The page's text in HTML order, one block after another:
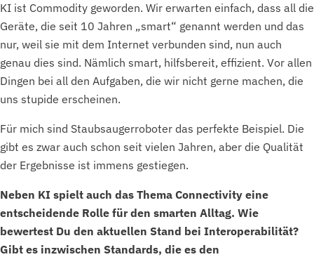
KI ist Commodity geworden. Wir erwarten einfach, dass all die
Geräte, die seit 10 Jahren „smart“ genannt werden und das
nur, weil sie mit dem Internet verbunden sind, nun auch
genau dies sind. Nämlich smart, hilfsbereit, effizient. Vor allen
Dingen bei all den Aufgaben, die wir nicht gerne machen, die
uns stupide erscheinen.
Für mich sind Staubsaugerroboter das perfekte Beispiel. Die
gibt es zwar auch schon seit vielen Jahren, aber die Qualität
der Ergebnisse ist immens gestiegen.
Neben KI spielt auch das Thema Connectivity eine
entscheidende Rolle für den smarten Alltag. Wie
bewertest Du den aktuellen Stand bei Interoperabilität?
Gibt es inzwischen Standards, die es den